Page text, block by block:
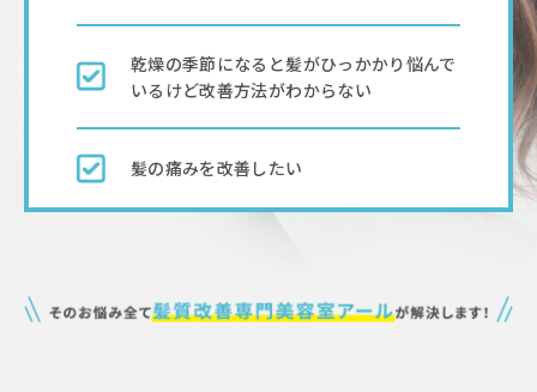
乾燥の季節になると髪がひっかかり悩んで
いるけど改善方法がわからない
髪の痛みを改善したい